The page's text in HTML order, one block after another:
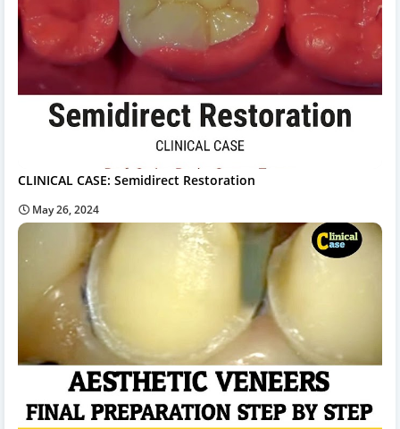
CLINICAL CASE: Semidirect Restoration
May 26, 2024